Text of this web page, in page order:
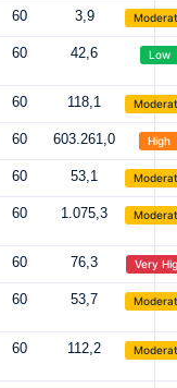
60 3,9
60 42,6 Low
60 118,1
60 603.261,0 High
60 53,1
60 1.075,3
60 76,3 Very
60 53,7
60 112,2